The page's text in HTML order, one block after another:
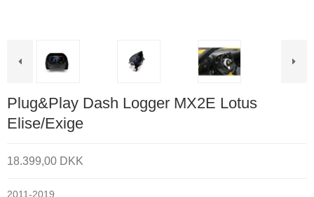
Plug&Play Dash Logger MX2E Lotus
Elise/Exige
18.399,00 DKK
2011-2019